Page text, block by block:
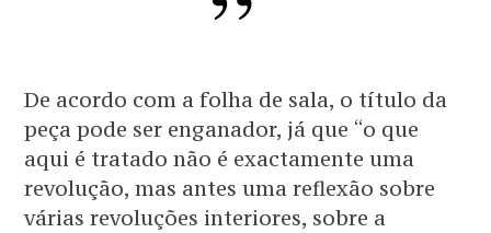
De acordo com a folha de sala, o título da
peça pode ser enganador, já que “o que
aqui é tratado não é exactamente uma
revolução, mas antes uma reflexão sobre
várias revoluções interiores, sobre a